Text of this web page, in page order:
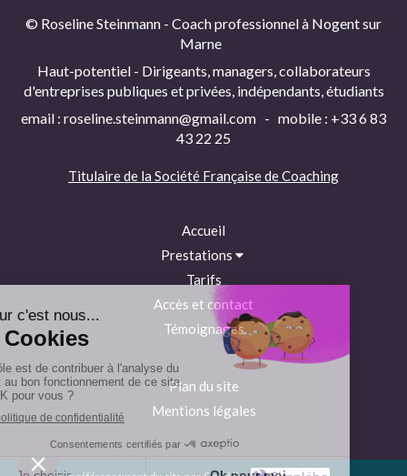
© Roseline Steinmann - Coach professionnel à Nogent sur
Marne
Haut-potentiel - Dirigeants, managers, collaborateurs
d'entreprises publiques et privées, indépendants, étudiants
email : roseline.steinmann@gmail.com - mobile : +33 6 83
43 22 25
Titulaire de la Société Française de Coaching
Accueil
Prestations
Tarifs
Accès et contact
Témoignages
Plan du site
Mentions légales